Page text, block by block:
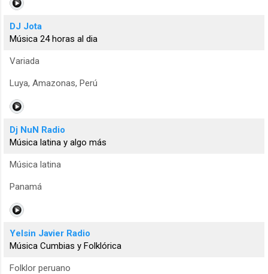
DJ Jota
Música 24 horas al dia
Variada
Luya, Amazonas, Perú
Dj NuN Radio
Música latina y algo más
Música latina
Panamá
Yelsin Javier Radio
Música Cumbias y Folklórica
Folklor peruano